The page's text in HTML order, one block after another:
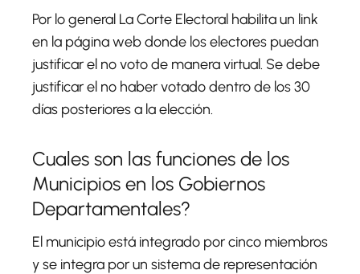
Por lo general La Corte Electoral habilita un link
en la página web donde los electores puedan
justificar el no voto de manera virtual. Se debe
justificar el no haber votado dentro de los 30
días posteriores a la elección.
Cuales son las funciones de los
Municipios en los Gobiernos
Departamentales?
El municipio está integrado por cinco miembros
y se integra por un sistema de representación